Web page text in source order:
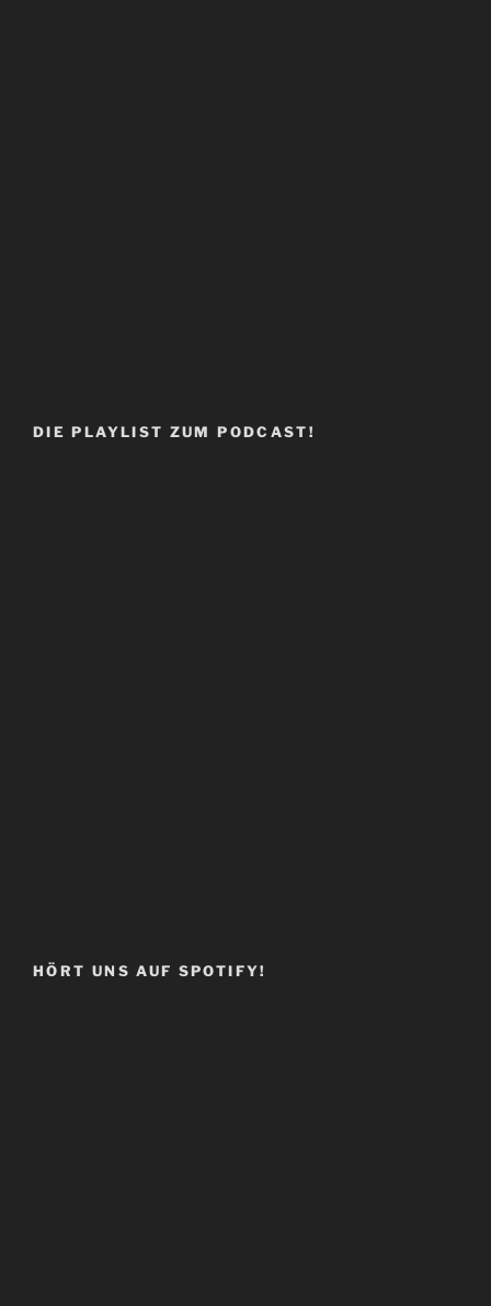
DIE PLAYLIST ZUM PODCAST!
HÖRT UNS AUF SPOTIFY!